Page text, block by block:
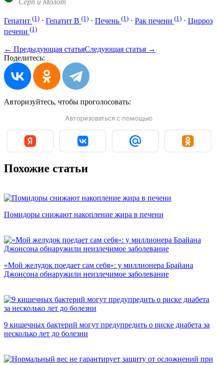
Серп и Молот
Гепатит (1) · Гепатит B (1) · Печень (1) · Рак печени (1) · Цирроз
печени (1)
← Предыдующая статьяСледующая статья →
Поделитесь:
Авторизуйтесь, чтобы проголосовать:
Авторизоваться с помощью
Похожие статьи
Помидоры снижают накопление жира в печени
«Мой желудок поедает сам себя»: у миллионера Брайана
Джонсона обнаружили неизлечимое заболевание
9 кишечных бактерий могут предупредить о риске диабета за
несколько лет до болезни